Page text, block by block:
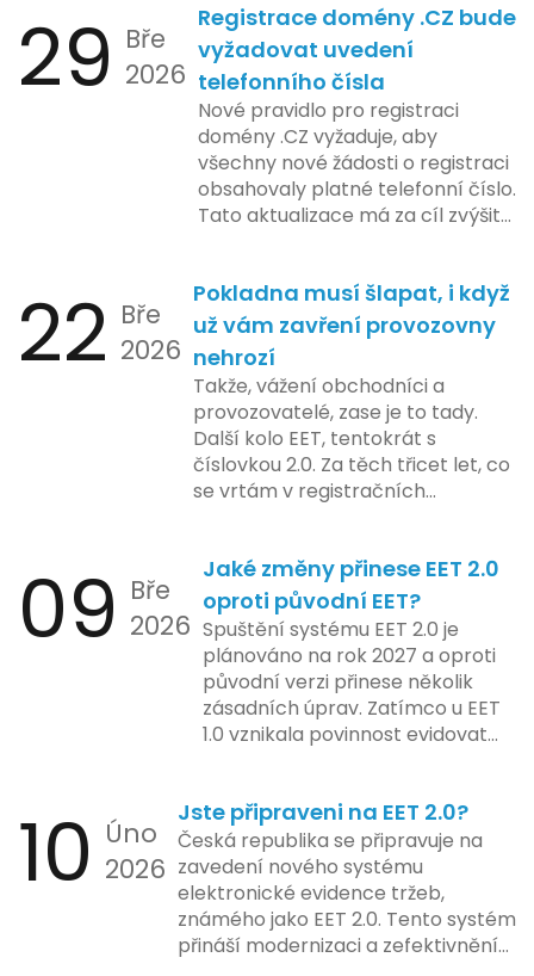
zahrnuje přípravu technické
platformy a legislativních změn,
které by měly být předloženy do
konce tohoto roku. Očekává se,
že tato fáze umožní adaptaci
systémů a rozšíření podpory pro
podnikatele, přičemž všechny
potřebné technologie by měly
být dostupné k testování v rámci
plánovaná na první pololetí
následujícího roku, je zaměřena
na školení a edukaci uživatelů,
včetně přípravy materiálů a
školení pro zaměstnavatele a
účetní firmy. V této fázi dojde
také k oficiálnímu spuštění
systému pro vybrané segmenty
podnikání. Třetí a konečná fáze
integraci systému EET 2.0 do
praxe, s povinností prodejců
zapojit se do nového systému,
včetně zvýšeného dohledu nad
dodržováním pravidel.
29 Bře
2026
Registrace domény .CZ bude
vyžadovat uvedení
telefonního čísla
Nové pravidlo pro registraci
domény .CZ vyžaduje, aby
všechny nové žádosti o registraci
obsahovaly platné telefonní číslo.
Tato aktualizace má za cíl zvýšit
České republice. Povinnost uvést
telefonní číslo se týká všech
nově registrovaných domén, a
také může ovlivnit stávající
majitele domén při aktualizaci
jejich údajů.
22 Bře
2026
Pokladna musí šlapat, i když
už vám zavření provozovny
nehrozí
Takže, vážení obchodníci a
provozovatelé, zase je to tady.
Další kolo EET, tentokrát s
číslovkou 2.0. Za těch třicet let, co
se vrtám v registračních
pokladen, co se občas zasekly, až
po ty nejmodernější dotykové
systémy, co umí pomalu i kafe
uvařit. A jedno vím jistě: legislativa
se mění, ale základní pravidlo
zůstává – pokladna musí šlapat
jako hodinky. Jinak jsou problémy.
09 Bře
2026
Jaké změny přinese EET 2.0
oproti původní EET?
Spuštění systému EET 2.0 je
plánováno na rok 2027 a oproti
původní verzi přinese několik
zásadních úprav. Zatímco u EET
1.0 vznikala povinnost evidovat
bezhotovostní transakci – nově
se má tato povinnost odvíjet od
povahy podnikatelské činnosti a
způsobu interakce se
zákazníkem.
10 Úno
2026
Jste připraveni na EET 2.0?
Česká republika se připravuje na
zavedení nového systému
elektronické evidence tržeb,
známého jako EET 2.0. Tento systém
přináší modernizaci a zefektivnění